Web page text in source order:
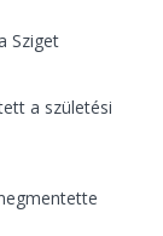
Sziget
a születési